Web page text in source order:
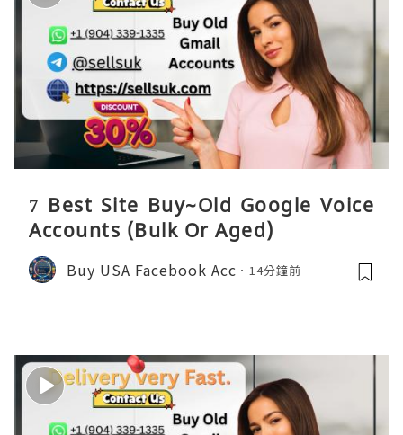
7 Best Site Buy~Old Google Voice
Accounts (Bulk Or Aged)
Buy USA Facebook Acc 14分鐘前